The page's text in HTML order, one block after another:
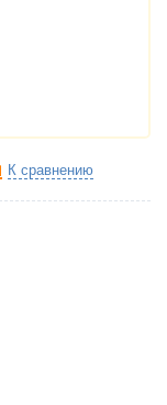
К сравнению